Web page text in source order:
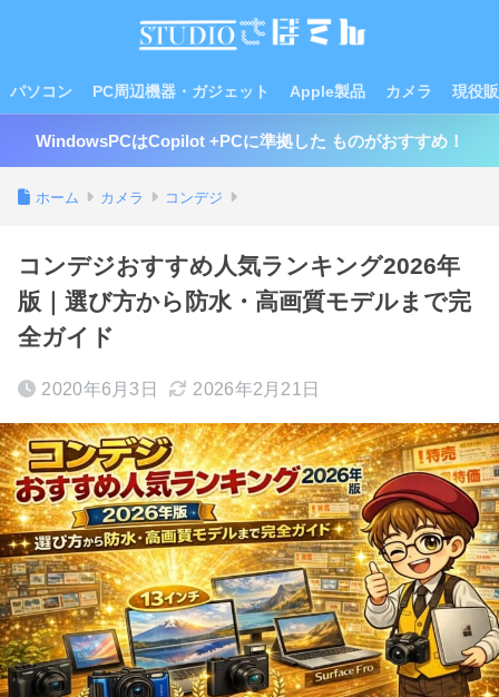
パソコン PC周辺機器・ガジェット Apple製品 カメラ 現役
WindowsPCはCopilot +PCに準拠した ものがおすすめ！
ホーム カメラ コンデジ
コンデジおすすめ人気ランキング2026年
版｜選び方から防水・高画質モデルまで完
全ガイド
2020年6月3日 2026年2月21日